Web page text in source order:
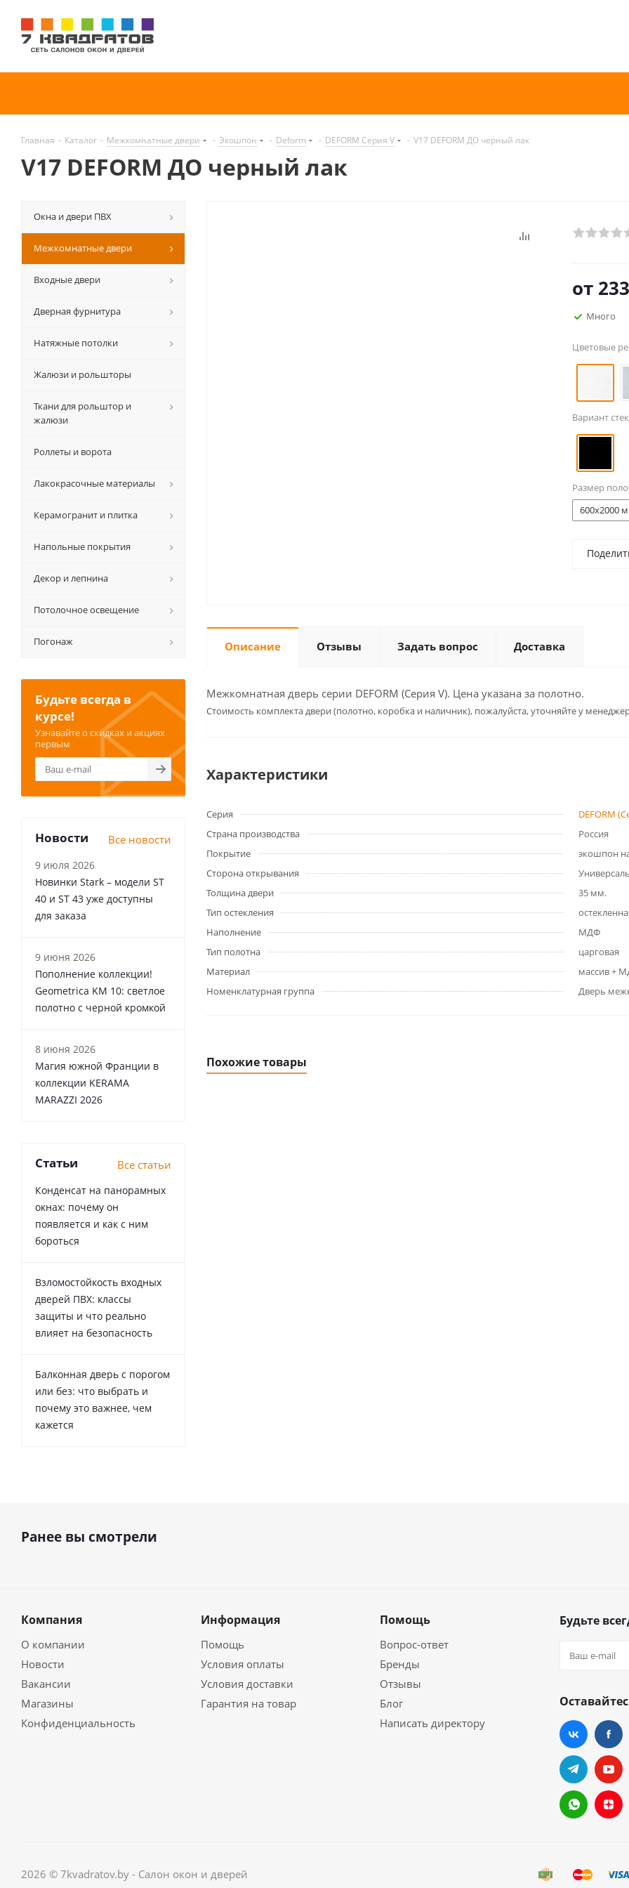
Главная - Каталог - Межкомнатные двери - Экошпон - Deform - DEFORM Серия V - V17 DEFORM ДО черный лак
V17 DEFORM ДО черный лак
от
Много
Цветовые
Вариант
Размер
600x2000
Описание Отзывы Задать вопрос Доставка
Межкомнатная дверь серии DEFORM (Серия V). Цена указана за полотно.
Cтоимость комплекта двери (полотно, коробка и наличник), пожалуйста, уточняйте у
Характеристики
Серия
DEFORM
Страна производства
Россия
Покрытие
экошпон
Сторона открывания
Толщина двери
35 мм.
Тип остекления
Наполнение
МДФ
Тип полотна
царговая
Материал
массив +
Номенклатурная группа
Дверь
Похожие товары
Окна и двери ПВХ
Межкомнатные двери
Входные двери
Дверная фурнитура
Натяжные потолки
Жалюзи и рольшторы
Ткани для рольштор и
жалюзи
Роллеты и ворота
Лакокрасочные материалы
Керамогранит и плитка
Напольные покрытия
Декор и лепнина
Потолочное освещение
Погонаж
Будьте всегда в
курсе!
Узнавайте о скидках и акциях
первым
Новости Все новости
9 июля 2026
Новинки Stark – модели ST
40 и ST 43 уже доступны
для заказа
9 июня 2026
Пополнение коллекции!
Geometrica KM 10: светлое
полотно с черной кромкой
8 июня 2026
Магия южной Франции в
коллекции KERAMA
MARAZZI 2026
Статьи Все статьи
Конденсат на панорамных
окнах: почему он
появляется и как с ним
бороться
Взломостойкость входных
дверей ПВХ: классы
защиты и что реально
влияет на безопасность
Балконная дверь с порогом
или без: что выбрать и
почему это важнее, чем
кажется
Ранее вы смотрели
Компания
О компании
Новости
Вакансии
Магазины
Конфиденциальность
Информация
Помощь
Условия оплаты
Условия доставки
Гарантия на товар
Помощь
Вопрос-ответ
Бренды
Отзывы
Блог
Написать директору
Будьте
2026 © 7kvadratov.by - Салон окон и дверей